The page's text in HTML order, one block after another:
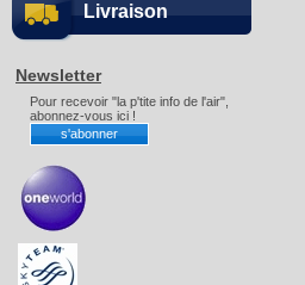
Livraison
Newsletter
Pour recevoir "la p'tite info de l'air",
abonnez-vous ici !